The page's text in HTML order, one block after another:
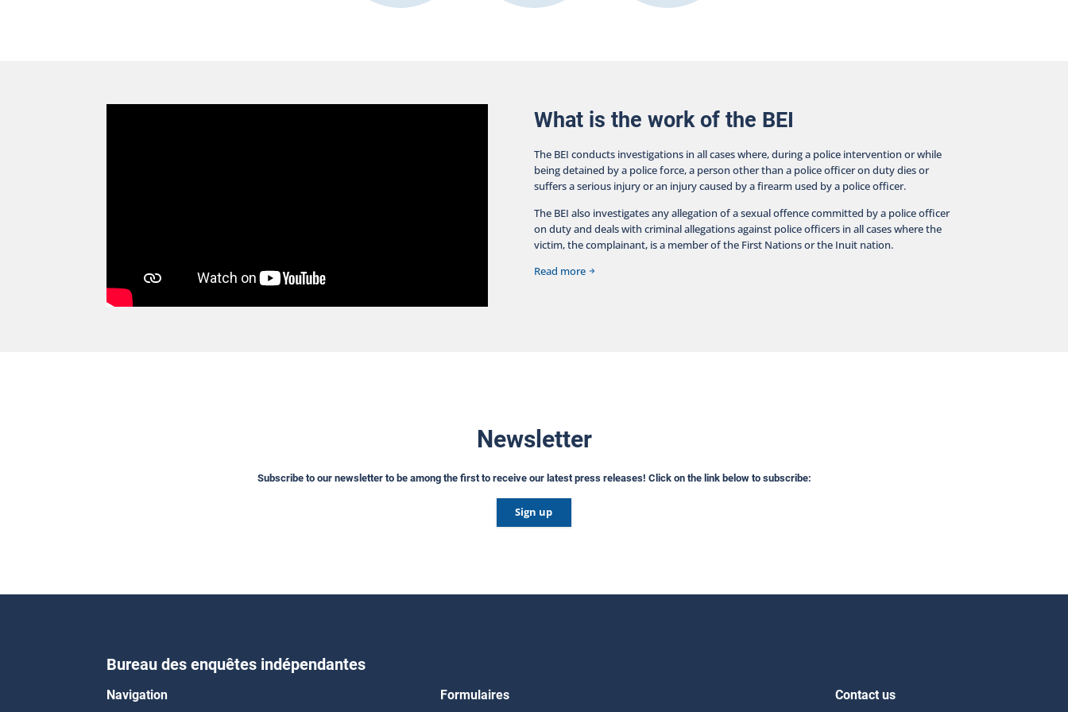
What is the work of the BEI
The BEI conducts investigations in all cases where, during a police intervention or while
being detained by a police force, a person other than a police officer on duty dies or
suffers a serious injury or an injury caused by a firearm used by a police officer.
The BEI also investigates any allegation of a sexual offence committed by a police officer
on duty and deals with criminal allegations against police officers in all cases where the
victim, the complainant, is a member of the First Nations or the Inuit nation.
Read more
Newsletter
Subscribe to our newsletter to be among the first to receive our latest press releases! Click on the link below to subscribe:
Sign up
Bureau des enquêtes indépendantes
Navigation Formulaires Contact us